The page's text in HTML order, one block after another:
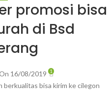
promosi bisa
di Bsd
16/08/2019 1